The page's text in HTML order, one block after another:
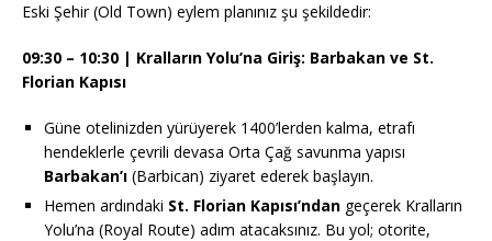
Eski Şehir (Old Town) eylem planınız şu şekildedir:
09:30 – 10:30 | Kralların Yolu’na Giriş: Barbakan ve St.
Florian Kapısı
Güne otelinizden yürüyerek 1400’lerden kalma, etrafı
hendeklerle çevrili devasa Orta Çağ savunma yapısı
Barbakan’ı (Barbican) ziyaret ederek başlayın.
Hemen ardındaki St. Florian Kapısı’ndan geçerek Kralların
Yolu’na (Royal Route) adım atacaksınız. Bu yol; otorite,